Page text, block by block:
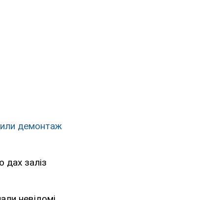
демонтаж
дах заліз